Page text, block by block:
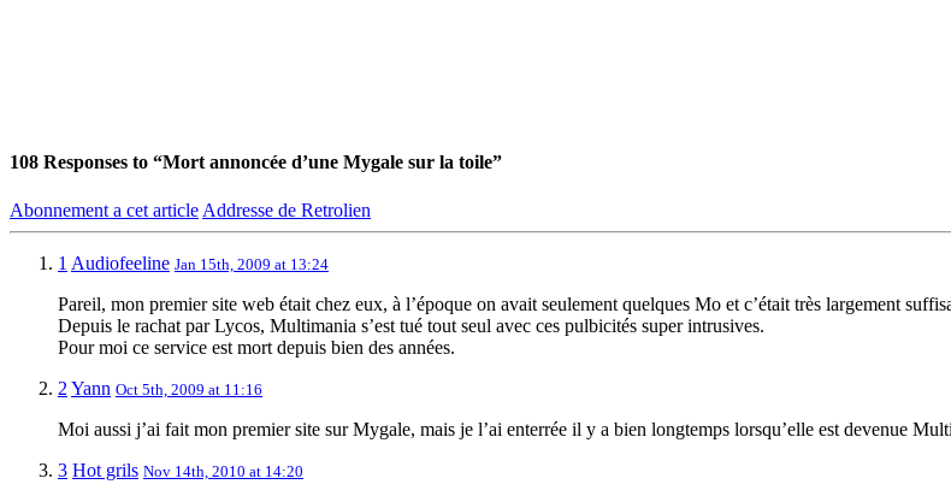
108 Responses to “Mort annoncée d’une Mygale sur la toile”
Abonnement a cet article Addresse de Retrolien
1 Audiofeeline Jan 15th, 2009 at 13:24
Pareil, mon premier site web était chez eux, à l’époque on avait seulement quelques Mo et c’était très largement
Depuis le rachat par Lycos, Multimania s’est tué tout seul avec ces pulbicités super intrusives.
Pour moi ce service est mort depuis bien des années.
2 Yann Oct 5th, 2009 at 11:16
Moi aussi j’ai fait mon premier site sur Mygale, mais je l’ai enterrée il y a bien longtemps lorsqu’elle est devenue
3 Hot grils Nov 14th, 2010 at 14:20